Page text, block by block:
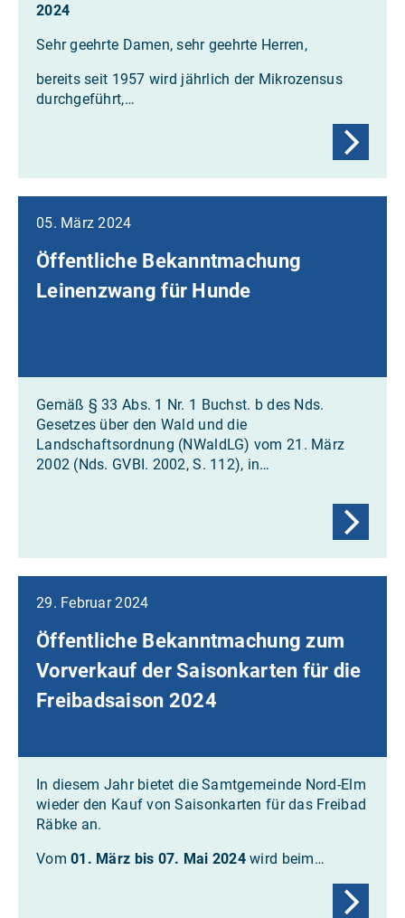
2024
Sehr geehrte Damen, sehr geehrte Herren,
bereits seit 1957 wird jährlich der Mikrozensus
durchgeführt,…
05. März 2024
Öffentliche Bekanntmachung
Leinenzwang für Hunde
Gemäß § 33 Abs. 1 Nr. 1 Buchst. b des Nds.
Gesetzes über den Wald und die
Landschaftsordnung (NWaldLG) vom 21. März
2002 (Nds. GVBI. 2002, S. 112), in…
29. Februar 2024
Öffentliche Bekanntmachung zum
Vorverkauf der Saisonkarten für die
Freibadsaison 2024
In diesem Jahr bietet die Samtgemeinde Nord-Elm
wieder den Kauf von Saisonkarten für das Freibad
Räbke an.
Vom01. März bis 07. Mai 2024wird beim…